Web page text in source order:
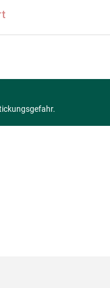
Puzzle für Erwachsene (500